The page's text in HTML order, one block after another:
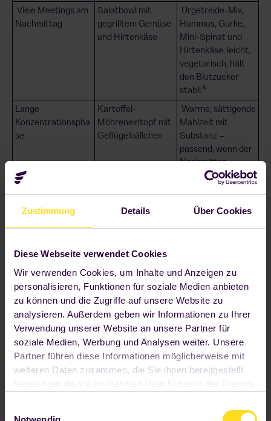
Zustimmung Details Über Cookies
Diese Webseite verwendet Cookies
Wir verwenden Cookies, um Inhalte und Anzeigen zu
personalisieren, Funktionen für soziale Medien anbieten
zu können und die Zugriffe auf unsere Website zu
analysieren. Außerdem geben wir Informationen zu Ihrer
Verwendung unserer Website an unsere Partner für
soziale Medien, Werbung und Analysen weiter. Unsere
Partner führen diese Informationen möglicherweise mit
weiteren Daten zusammen, die Sie ihnen bereitgestellt
haben oder die sie im Rahmen Ihrer Nutzung der Dienste
hiermit einverstanden. Ihre Einwilligung umfasst alle
Viele Meetings am
Nachmittag
Salatbowl mit
gegrilltem Gemüse
und Hirtenkäse
Urgetreide-Mix,
Hummus, Gurke,
Mini-Spinat und
Hirtenkäse: leicht,
vegetarisch, hält
den Blutzucker
stabil.6
Lange
Konzentrationspha
se
Kartoffel-
Möhreneintopf mit
Geflügelbällchen
Warme, sättigende
Mahlzeit mit
Substanz –
passend, wenn der
Nachmittag
Ausdauer braucht.7
Frische,
internationale
Brasilianische
Salatbowl mit
Vollkornreis,
Hähnchen,
Eiweiß und
Kohlenhydrate in
einer modernen
Bowl.8
Lust auf etwas
Herzhaftes
Ravioli mit
Pfifferlingfüllung
mit Broccolini
Vegetarisches
Pasta-Gericht mit
Paprika-
Rahmsoße:
schwer in den